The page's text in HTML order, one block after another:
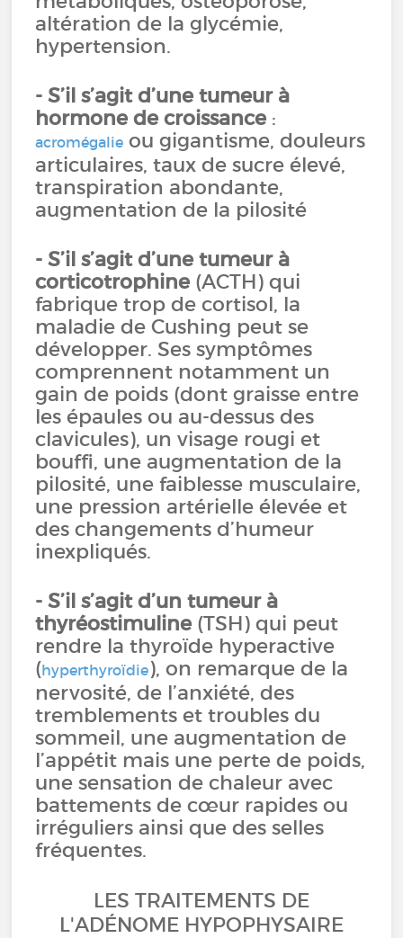
altération de la glycémie,
hypertension.
- S’il s’agit d’une tumeur à
hormone de croissance :
acromégalie ou gigantisme, douleurs
articulaires, taux de sucre élevé,
transpiration abondante,
augmentation de la pilosité
- S’il s’agit d’une tumeur à
corticotrophine (ACTH) qui
fabrique trop de cortisol, la
maladie de Cushing peut se
développer. Ses symptômes
comprennent notamment un
gain de poids (dont graisse entre
les épaules ou au-dessus des
clavicules), un visage rougi et
bouffi, une augmentation de la
pilosité, une faiblesse musculaire,
une pression artérielle élevée et
des changements d’humeur
inexpliqués.
- S’il s’agit d’un tumeur à
thyréostimuline (TSH) qui peut
rendre la thyroïde hyperactive
(hyperthyroïdie), on remarque de la
nervosité, de l’anxiété, des
tremblements et troubles du
sommeil, une augmentation de
l’appétit mais une perte de poids,
une sensation de chaleur avec
battements de cœur rapides ou
irréguliers ainsi que des selles
fréquentes.
LES TRAITEMENTS DE
L'ADÉNOME HYPOPHYSAIRE